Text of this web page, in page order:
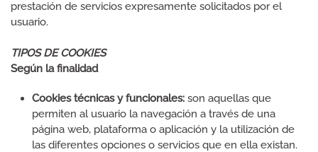
prestación de servicios expresamente solicitados por el
usuario.
TIPOS DE COOKIES
Según la finalidad
Cookies técnicas y funcionales: son aquellas que
permiten al usuario la navegación a través de una
página web, plataforma o aplicación y la utilización de
las diferentes opciones o servicios que en ella existan.